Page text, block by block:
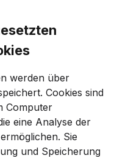
werden über
Cookies sind
Computer
eine Analyse der
Sie
und Speicherung